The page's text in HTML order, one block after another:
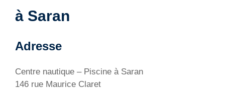
à Saran
Adresse
Centre nautique – Piscine à Saran
146 rue Maurice Claret